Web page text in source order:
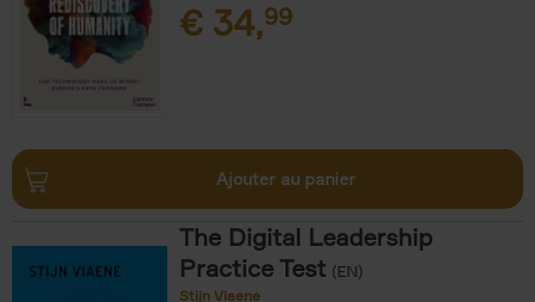
€ 34,99
Ajouter au panier
The Digital Leadership
Practice Test (EN)
Stijn Viaene